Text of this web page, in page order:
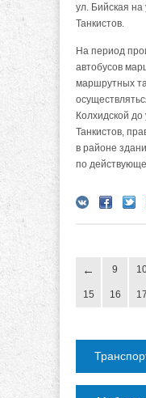
ул. Бийская на
Танкистов.
На период
автобусов
маршрутных
Колхидской
Танкистов,
в районе
по
9
15 16 17